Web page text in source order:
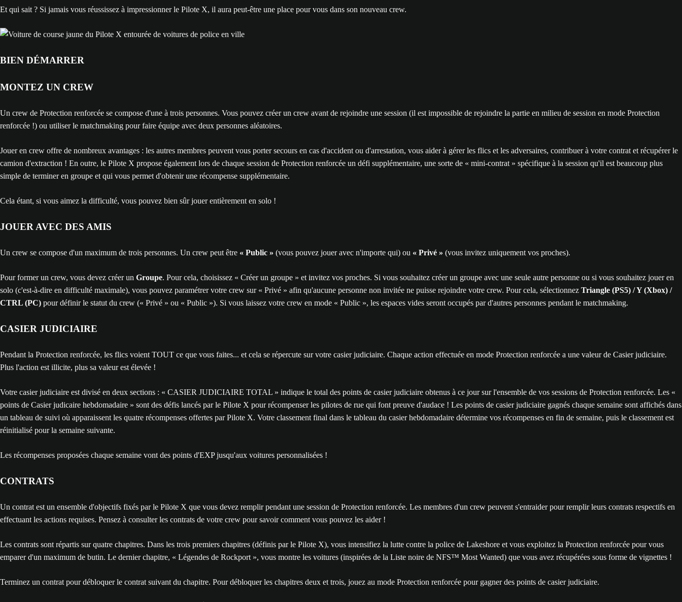
Et qui sait ? Si jamais vous réussissez à impressionner le Pilote X, il aura peut-être une place pour vous dans son nouveau crew.
BIEN DÉMARRER
MONTEZ UN CREW
Un crew de Protection renforcée se compose d'une à trois personnes. Vous pouvez créer un crew avant de rejoindre une session (il est impossible de rejoindre la partie en milieu de session en mode Protection
renforcée !) ou utiliser le matchmaking pour faire équipe avec deux personnes aléatoires.
Jouer en crew offre de nombreux avantages : les autres membres peuvent vous porter secours en cas d'accident ou d'arrestation, vous aider à gérer les flics et les adversaires, contribuer à votre contrat et récupérer le
camion d'extraction ! En outre, le Pilote X propose également lors de chaque session de Protection renforcée un défi supplémentaire, une sorte de « mini-contrat » spécifique à la session qu'il est beaucoup plus
simple de terminer en groupe et qui vous permet d'obtenir une récompense supplémentaire.
Cela étant, si vous aimez la difficulté, vous pouvez bien sûr jouer entièrement en solo !
JOUER AVEC DES AMIS
Un crew se compose d'un maximum de trois personnes. Un crew peut être « Public » (vous pouvez jouer avec n'importe qui) ou « Privé » (vous invitez uniquement vos proches).
Pour former un crew, vous devez créer un Groupe. Pour cela, choisissez « Créer un groupe » et invitez vos proches. Si vous souhaitez créer un groupe avec une seule autre personne ou si vous souhaitez jouer en
solo (c'est-à-dire en difficulté maximale), vous pouvez paramétrer votre crew sur « Privé » afin qu'aucune personne non invitée ne puisse rejoindre votre crew. Pour cela, sélectionnez Triangle (PS5) / Y (Xbox) /
CTRL (PC) pour définir le statut du crew (« Privé » ou « Public »). Si vous laissez votre crew en mode « Public », les espaces vides seront occupés par d'autres personnes pendant le matchmaking.
CASIER JUDICIAIRE
Pendant la Protection renforcée, les flics voient TOUT ce que vous faites... et cela se répercute sur votre casier judiciaire. Chaque action effectuée en mode Protection renforcée a une valeur de Casier judiciaire.
Plus l'action est illicite, plus sa valeur est élevée !
Votre casier judiciaire est divisé en deux sections : « CASIER JUDICIAIRE TOTAL » indique le total des points de casier judiciaire obtenus à ce jour sur l'ensemble de vos sessions de Protection renforcée. Les «
points de Casier judicaire hebdomadaire » sont des défis lancés par le Pilote X pour récompenser les pilotes de rue qui font preuve d'audace ! Les points de casier judiciaire gagnés chaque semaine sont affichés dans
un tableau de suivi où apparaissent les quatre récompenses offertes par Pilote X. Votre classement final dans le tableau du casier hebdomadaire détermine vos récompenses en fin de semaine, puis le classement est
réinitialisé pour la semaine suivante.
Les récompenses proposées chaque semaine vont des points d'EXP jusqu'aux voitures personnalisées !
CONTRATS
Un contrat est un ensemble d'objectifs fixés par le Pilote X que vous devez remplir pendant une session de Protection renforcée. Les membres d'un crew peuvent s'entraider pour remplir leurs contrats respectifs en
effectuant les actions requises. Pensez à consulter les contrats de votre crew pour savoir comment vous pouvez les aider !
Les contrats sont répartis sur quatre chapitres. Dans les trois premiers chapitres (définis par le Pilote X), vous intensifiez la lutte contre la police de Lakeshore et vous exploitez la Protection renforcée pour vous
emparer d'un maximum de butin. Le dernier chapitre, « Légendes de Rockport », vous montre les voitures (inspirées de la Liste noire de NFS™ Most Wanted) que vous avez récupérées sous forme de vignettes !
Terminez un contrat pour débloquer le contrat suivant du chapitre. Pour débloquer les chapitres deux et trois, jouez au mode Protection renforcée pour gagner des points de casier judiciaire.